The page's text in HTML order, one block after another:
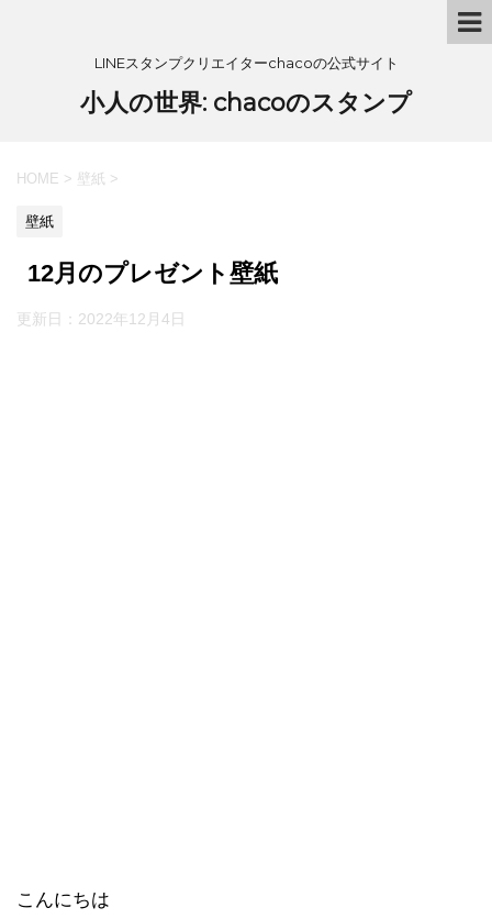
LINEスタンプクリエイターchacoの公式サイト
小人の世界: chacoのスタンプ
HOME > 壁紙 >
壁紙
12月のプレゼント壁紙
更新日： 2022年12月4日
こんにちは